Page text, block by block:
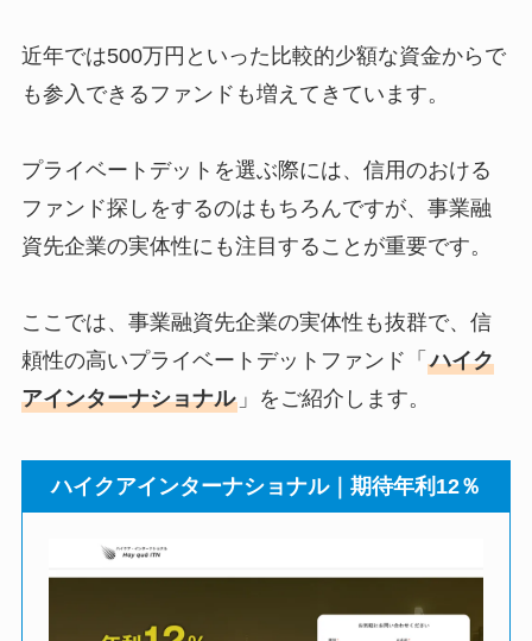
近年では500万円といった比較的少額な資金からで
も参入できるファンドも増えてきています。
プライベートデットを選ぶ際には、信用のおける
ファンド探しをするのはもちろんですが、事業融
資先企業の実体性にも注目することが重要です。
ここでは、事業融資先企業の実体性も抜群で、信
頼性の高いプライベートデットファンド「 ハイク
アインターナショナル」をご紹介します。
ハイクアインターナショナル｜期待年利12％